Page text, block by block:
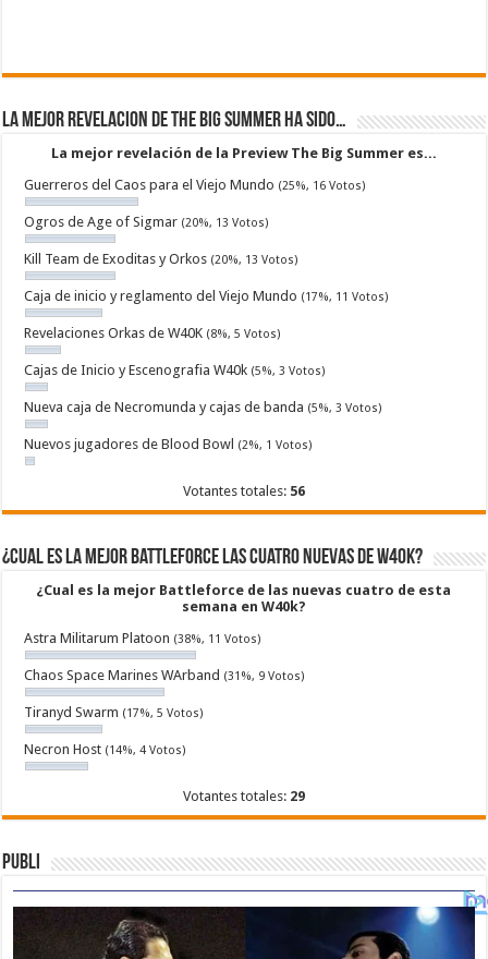
La mejor revelacion de The Big Summer ha sido…
La mejor revelación de la Preview The Big Summer es...
Guerreros del Caos para el Viejo Mundo (25%, 16 Votos)
Ogros de Age of Sigmar (20%, 13 Votos)
Kill Team de Exoditas y Orkos (20%, 13 Votos)
Caja de inicio y reglamento del Viejo Mundo (17%, 11 Votos)
Revelaciones Orkas de W40K (8%, 5 Votos)
Cajas de Inicio y Escenografia W40k (5%, 3 Votos)
Nueva caja de Necromunda y cajas de banda (5%, 3 Votos)
Nuevos jugadores de Blood Bowl (2%, 1 Votos)
Votantes totales: 56
¿Cual es la mejor Battleforce las cuatro nuevas de W40k?
¿Cual es la mejor Battleforce de las nuevas cuatro de esta
semana en W40k?
Astra Militarum Platoon (38%, 11 Votos)
Chaos Space Marines WArband (31%, 9 Votos)
Tiranyd Swarm (17%, 5 Votos)
Necron Host (14%, 4 Votos)
Votantes totales: 29
Publi